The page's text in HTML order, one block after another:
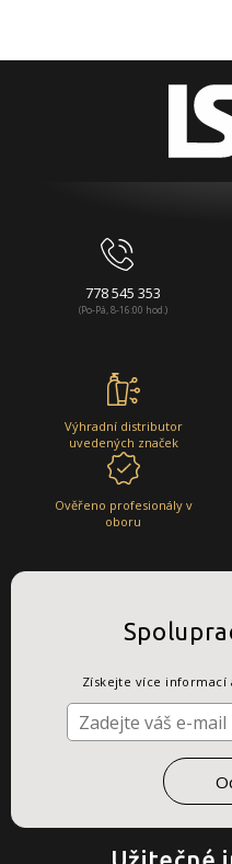
778 545 353
(Po-Pá, 8-16:00 hod.)
Výhradní distributor
uvedených značek
Ověřeno profesionály v
oboru
Získejte více informací